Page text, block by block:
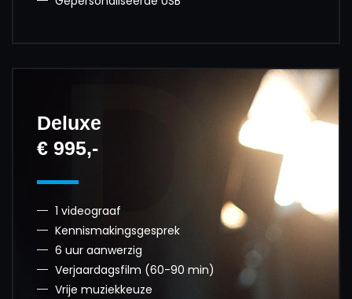
D
Deluxe
€ 995,-
1 videograaf
Kennismakingsgesprek
6 uur aanwerzig
Verjaardagsfilm (60-90 min)
Vrije muziekkeuze